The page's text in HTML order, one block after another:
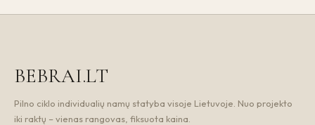
BEBRAI.LT
Pilno ciklo individualių namų statyba visoje Lietuvoje. Nuo projekto
iki raktų – vienas rangovas, fiksuota kaina.